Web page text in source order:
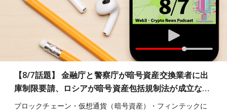
【8/7話題】 金融庁と警察庁が暗号資産交換業者に出
庫制限要請、ロシアが暗号資産包括規制法が成立な…
ブロックチェーン・仮想通貨（暗号資産）・フィンテックに